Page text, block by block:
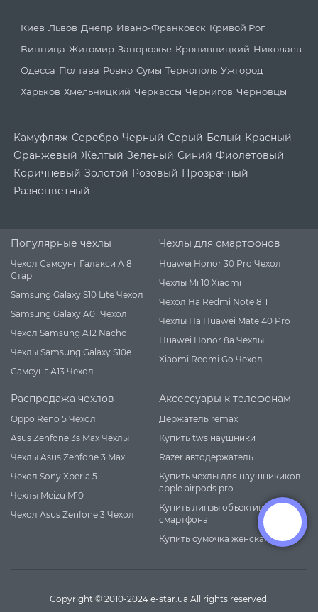
Киев Львов Днепр Ивано-Франковск Кривой Рог
Винница Житомир Запорожье Кропивницкий Николаев
Одесса Полтава Ровно Сумы Тернополь Ужгород
Харьков Хмельницкий Черкассы Чернигов Черновцы
Камуфляж Серебро Черный Серый Белый Красный
Оранжевый Желтый Зеленый Синий Фиолетовый
Коричневый Золотой Розовый Прозрачный
Разноцветный
Популярные чехлы
Чехол Самсунг Галакси А 8
Стар
Samsung Galaxy S10 Lite Чехол
Samsung Galaxy A01 Чехол
Чехол Samsung A12 Nacho
Чехлы Samsung Galaxy S10e
Самсунг А13 Чехол
Чехлы для смартфонов
Huawei Honor 30 Pro Чехол
Чехлы Mi 10 Xiaomi
Чехол На Redmi Note 8 T
Чехлы На Huawei Mate 40 Pro
Huawei Honor 8a Чехлы
Xiaomi Redmi Go Чехол
Распродажа чехлов
Oppo Reno 5 Чехол
Asus Zenfone 3s Max Чехлы
Чехлы Asus Zenfone 3 Max
Чехол Sony Xperia 5
Чехлы Meizu M10
Чехол Asus Zenfone 3 Чехол
Аксессуары к телефонам
Держатель remax
Купить tws наушники
Razer автодержатель
Купить чехлы для наушникиков
apple airpods pro
Купить линзы объективы для
смартфона
Купить сумочка женская
Copyright © 2010-2024 e-star.ua All rights reserved.